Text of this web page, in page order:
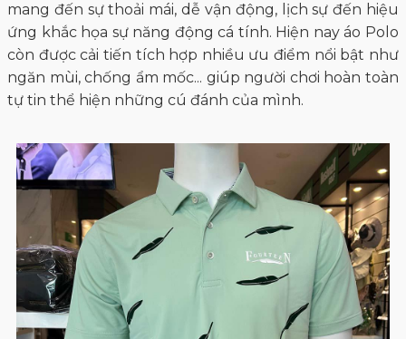
mang đến sự thoải mái, dễ vận động, lịch sự đến hiệu
ứng khắc họa sự năng động cá tính. Hiện nay áo Polo
còn được cải tiến tích hợp nhiều ưu điểm nổi bật như
ngăn mùi, chống ẩm mốc... giúp người chơi hoàn toàn
tự tin thể hiện những cú đánh của mình.